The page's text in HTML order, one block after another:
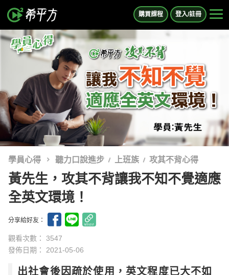
購買課程 登入/註冊
學員心得 聽力口說進步 上班族 攻其不背心得
黃先生，攻其不背讓我不知不覺適應
全英文環境！
分享給好友：
觀看次數： 3547
發佈日期： 2021-05-06
出社會後因疏於使用，英文程度已大不如